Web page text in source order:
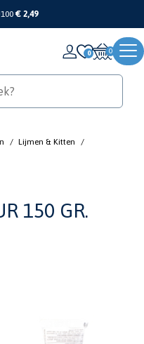
€ 2,49
0
/ Lijmen & Kitten
/
150 GR.